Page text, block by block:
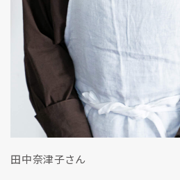
田中奈津子さん